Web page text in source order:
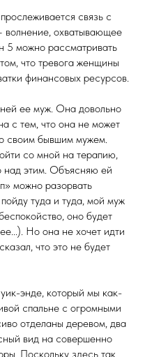
связь с
волнение, охватывающее
5 можно рассматривать
что тревога женщины
финансовых ресурсов.
ее муж. Она довольно
с тем, что она не может
своим бывшим мужем.
со мной на терапию,
над этим. Объясняю ей
можно разорвать
туда и туда, мой муж
оно будет
Но она не хочет идти
что это не будет
энде, который мы как-
спальне с огромными
отделаны деревом, два
вид на совершенно
Поскольку здесь так